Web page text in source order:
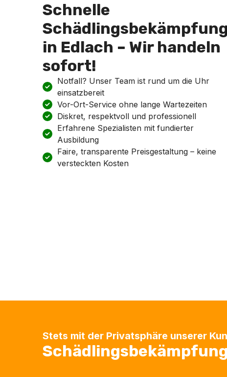
Schnelle
Schädlingsbekämpfung
in Edlach – Wir handeln
sofort!
Notfall? Unser Team ist rund um die Uhr
einsatzbereit
Vor-Ort-Service ohne lange Wartezeiten
Diskret, respektvoll und professionell
Erfahrene Spezialisten mit fundierter
Ausbildung
Faire, transparente Preisgestaltung – keine
versteckten Kosten
Stets mit der Privatsphäre unserer